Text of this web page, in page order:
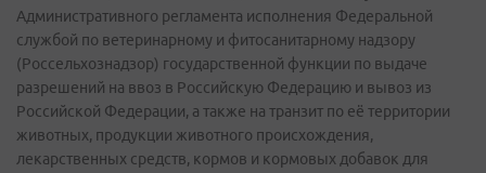
Административного регламента исполнения Федеральной
службой по ветеринарному и фитосанитарному надзору
(Россельхознадзор) государственной функции по выдаче
разрешений на ввоз в Российскую Федерацию и вывоз из
Российской Федерации, а также на транзит по её территории
животных, продукции животного происхождения,
лекарственных средств, кормов и кормовых добавок для